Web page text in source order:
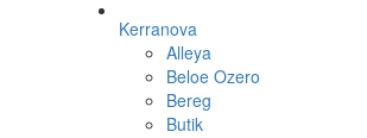
Kerranova
Alleya
Beloe Ozero
Bereg
Butik